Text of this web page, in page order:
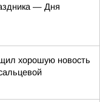
— Дня
хорошую новость